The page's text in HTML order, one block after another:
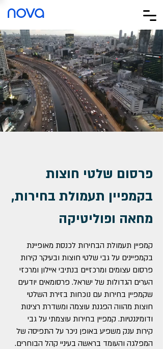
nova
פרסום שלטי חוצות
בקמפיין תעמולת בחירות,
מחאה ופוליטיקה
קמפיין תעמולת הבחירות לכנסת מאופיינת
בקמפיינים על גבי שלטי חוצות ובעיקר קירות
פרסום עצומים ומרכזיים בנתיבי איילון ומרכזי
הערים הגדולות של ישראל. פרסומאים יודעים
שקמפיין בחירות עם נוכחות בזירת השלטי
חוצות מהווה הפגנת עוצמה ומשדרת רצינות
ודומיננטיות. קמפיין בחירות עוצמתי על גבי
קירות ענק משפיע באופן ניכר על התפיסה של
המפלגה והעומד בראשה בעיניי קהל הבוחרים.